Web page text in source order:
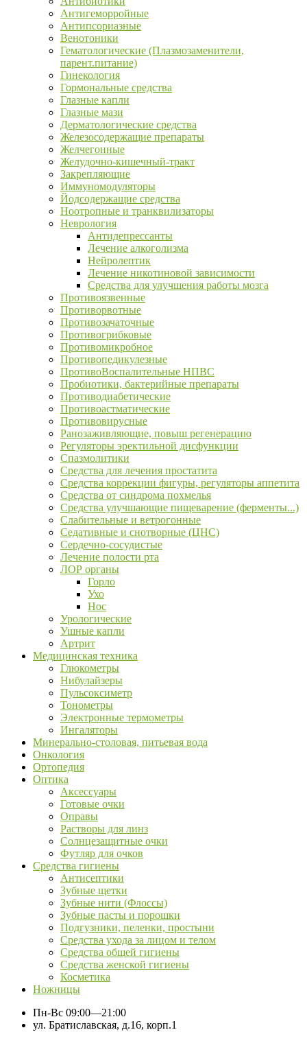
Антигеморройные
Антипсориазные
Венотоники
Гематологические (Плазмозаменители,
парент.питание)
Гинекология
Гормональные средства
Глазные капли
Глазные мази
Дерматологические средства
Железосодержащие препараты
Желчегонные
Желудочно-кишечный-тракт
Закрепляющие
Иммуномодуляторы
Йодсодержащие средства
Ноотропные и транквилизаторы
Неврология
Антидепрессанты
Лечение алкоголизма
Нейролептик
Лечение никотиновой зависимости
Средства для улучшения работы мозга
Противоязвенные
Противорвотные
Противозачаточные
Противогрибковые
Противомикробное
Противопедикулезные
ПротивоВоспалительные НПВС
Пробиотики, бактерийные препараты
Противодиабетические
Противоастматические
Противовирусные
Ранозаживляющие, повыш регенерацию
Регуляторы эректильной дисфункции
Спазмолитики
Средства для лечения простатита
Средства коррекции фигуры, регуляторы аппетита
Средства от синдрома похмелья
Средства улучшающие пищеварение (ферменты...)
Слабительные и ветрогонные
Седативные и снотворные (ЦНС)
Сердечно-сосудистые
Лечение полости рта
ЛОР органы
Горло
Ухо
Нос
Урологические
Ушные капли
Артрит
Медицинская техника
Глюкометры
Нибулайзеры
Пульсоксиметр
Тонометры
Электронные термометры
Ингаляторы
Минерально-столовая, питьевая вода
Онкология
Ортопедия
Оптика
Аксессуары
Готовые очки
Оправы
Растворы для линз
Солнцезащитные очки
Футляр для очков
Средства гигиены
Антисептики
Зубные щетки
Зубные нити (Флоссы)
Зубные пасты и порошки
Подгузники, пеленки, простыни
Средства ухода за лицом и телом
Средства общей гигиены
Средства женской гигиены
Косметика
Ножницы
Пн-Вс 09:00—21:00
ул. Братиславская, д.16, корп.1